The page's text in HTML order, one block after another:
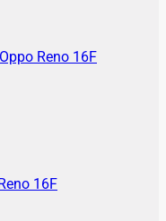
Reno 16F
16F